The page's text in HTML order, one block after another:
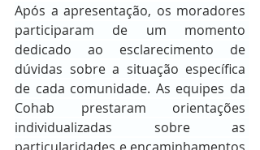
Após a apresentação, os moradores
participaram de um momento
dedicado ao esclarecimento de
dúvidas sobre a situação específica
de cada comunidade. As equipes da
Cohab prestaram orientações
individualizadas sobre as